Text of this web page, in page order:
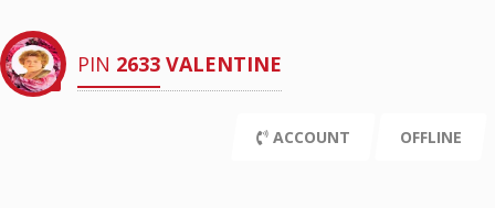
PIN 2633 VALENTINE
ACCOUNT OFFLINE